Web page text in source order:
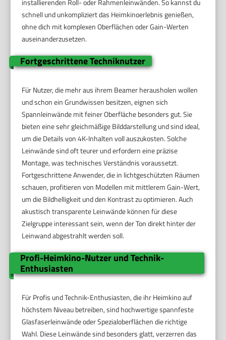
installierenden Roll- oder Rahmenleinwänden. So kannst du
schnell und unkompliziert das Heimkinoerlebnis genießen,
ohne dich mit komplexen Oberflächen oder Gain-Werten
auseinanderzusetzen.
Fortgeschrittene Techniknutzer
Für Nutzer, die mehr aus ihrem Beamer herausholen wollen
und schon ein Grundwissen besitzen, eignen sich
Spannleinwände mit feiner Oberfläche besonders gut. Sie
bieten eine sehr gleichmäßige Bilddarstellung und sind ideal,
um die Details von 4K-Inhalten voll auszukosten. Solche
Leinwände sind oft teurer und erfordern eine präzise
Montage, was technisches Verständnis voraussetzt.
Fortgeschrittene Anwender, die in lichtgeschützten Räumen
schauen, profitieren von Modellen mit mittlerem Gain-Wert,
um die Bildhelligkeit und den Kontrast zu optimieren. Auch
akustisch transparente Leinwände können für diese
Zielgruppe interessant sein, wenn der Ton direkt hinter der
Leinwand abgestrahlt werden soll.
Profi-Heimkino-Nutzer und Technik-
Enthusiasten
Für Profis und Technik-Enthusiasten, die ihr Heimkino auf
höchstem Niveau betreiben, sind hochwertige spannfeste
Glasfaserleinwände oder Spezialoberflächen die richtige
Wahl. Diese Leinwände sind besonders glatt, verzerren das